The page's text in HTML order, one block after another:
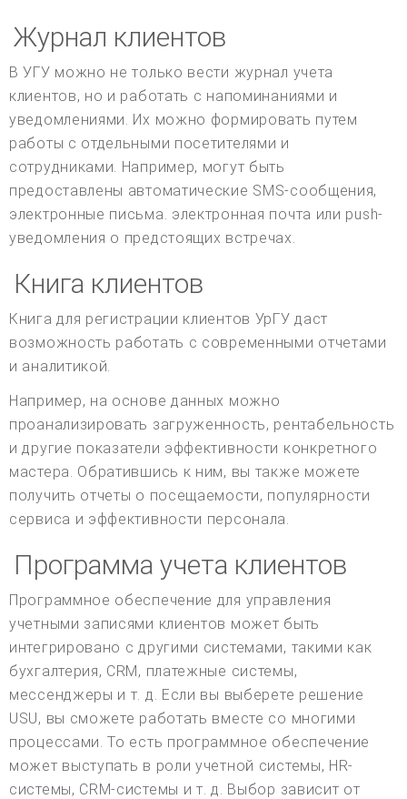
Журнал клиентов
В УГУ можно не только вести журнал учета
клиентов, но и работать с напоминаниями и
уведомлениями. Их можно формировать путем
работы с отдельными посетителями и
сотрудниками. Например, могут быть
предоставлены автоматические SMS-сообщения,
электронные письма. электронная почта или push-
уведомления о предстоящих встречах.
Книга клиентов
Книга для регистрации клиентов УрГУ даст
возможность работать с современными отчетами
и аналитикой.
Например, на основе данных можно
проанализировать загруженность, рентабельность
и другие показатели эффективности конкретного
мастера. Обратившись к ним, вы также можете
получить отчеты о посещаемости, популярности
сервиса и эффективности персонала.
Программа учета клиентов
Программное обеспечение для управления
учетными записями клиентов может быть
интегрировано с другими системами, такими как
бухгалтерия, CRM, платежные системы,
мессенджеры и т. д. Если вы выберете решение
USU, вы сможете работать вместе со многими
процессами. То есть программное обеспечение
может выступать в роли учетной системы, HR-
системы, CRM-системы и т. д. Выбор зависит от